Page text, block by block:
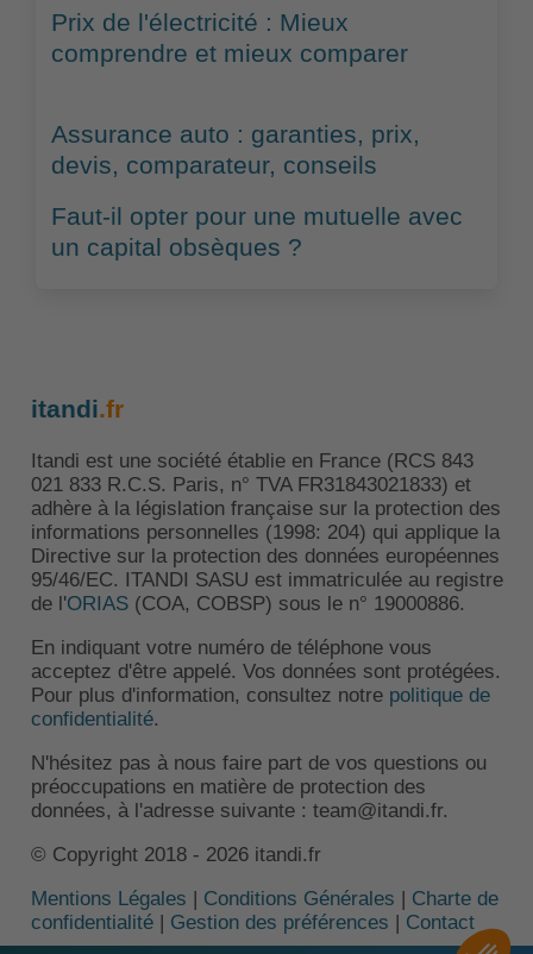
Prix de l'électricité : Mieux
comprendre et mieux comparer
Assurance auto : garanties, prix,
devis, comparateur, conseils
Faut-il opter pour une mutuelle avec
un capital obsèques ?
itandi.fr
Itandi est une société établie en France (RCS 843
021 833 R.C.S. Paris, n° TVA FR31843021833) et
adhère à la législation française sur la protection des
informations personnelles (1998: 204) qui applique la
Directive sur la protection des données européennes
95/46/EC. ITANDI SASU est immatriculée au registre
de l'ORIAS(COA, COBSP) sous le n° 19000886.
En indiquant votre numéro de téléphone vous
acceptez d'être appelé. Vos données sont protégées.
Pour plus d'information, consultez notre politique de
confidentialité.
N'hésitez pas à nous faire part de vos questions ou
préoccupations en matière de protection des
données, à l'adresse suivante : team@itandi.fr.
© Copyright 2018 - 2026 itandi.fr
Mentions Légales | Conditions Générales | Charte de
confidentialité| Gestion des préférences | Contact